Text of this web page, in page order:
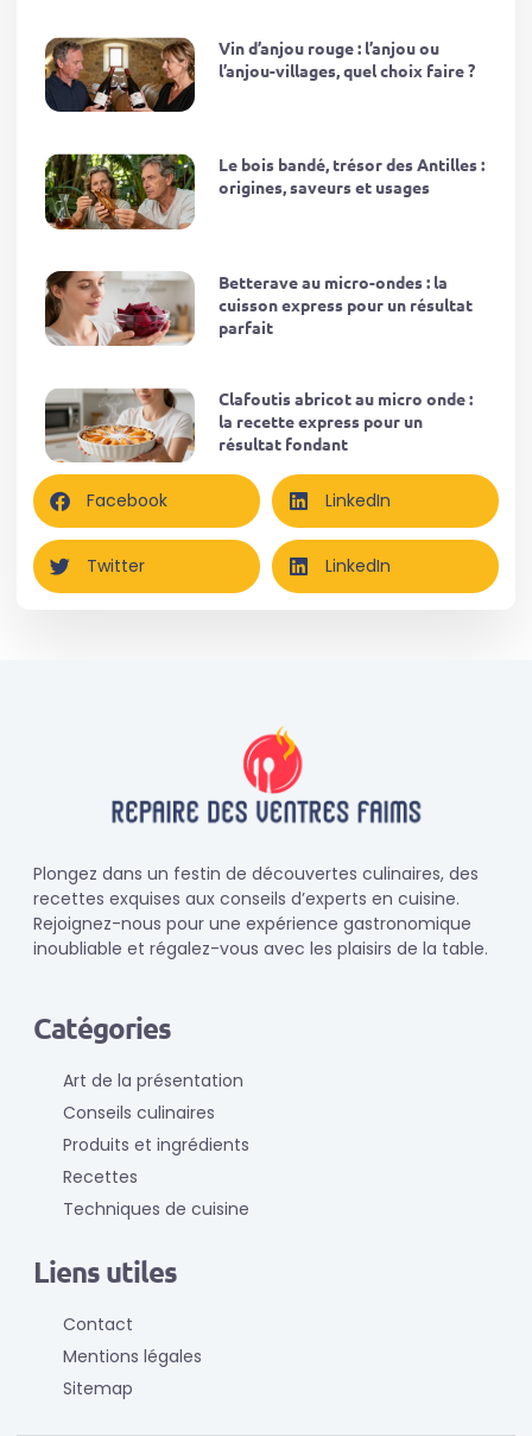
Vin d’anjou rouge : l’anjou ou
l’anjou-villages, quel choix faire ?
Le bois bandé, trésor des Antilles :
origines, saveurs et usages
Betterave au micro-ondes : la
cuisson express pour un résultat
parfait
Clafoutis abricot au micro onde :
la recette express pour un
résultat fondant
Facebook LinkedIn
Twitter LinkedIn
Plongez dans un festin de découvertes culinaires, des
recettes exquises aux conseils d’experts en cuisine.
Rejoignez-nous pour une expérience gastronomique
inoubliable et régalez-vous avec les plaisirs de la table.
Catégories
Art de la présentation
Conseils culinaires
Produits et ingrédients
Recettes
Techniques de cuisine
Liens utiles
Contact
Mentions légales
Sitemap